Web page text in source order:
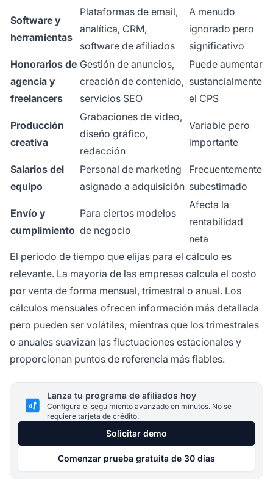
Software y
herramientas
Plataformas de email,
analítica, CRM,
software de afiliados
A menudo
ignorado pero
significativo
Honorarios de
agencia y
freelancers
Gestión de anuncios,
creación de contenido,
servicios SEO
Puede aumentar
sustancialmente
el CPS
Producción
creativa
Grabaciones de video,
diseño gráfico,
redacción
Variable pero
importante
Salarios del
equipo
Personal de marketing
asignado a adquisición
Frecuentemente
subestimado
Envío y
cumplimiento
Para ciertos modelos
de negocio
Afecta la
rentabilidad
neta
El periodo de tiempo que elijas para el cálculo es
relevante. La mayoría de las empresas calcula el costo
por venta de forma mensual, trimestral o anual. Los
cálculos mensuales ofrecen información más detallada
pero pueden ser volátiles, mientras que los trimestrales
o anuales suavizan las fluctuaciones estacionales y
proporcionan puntos de referencia más fiables.
Lanza tu programa de afiliados hoy
Configura el seguimiento avanzado en minutos. No se
requiere tarjeta de crédito.
Solicitar demo
Comenzar prueba gratuita de 30 días